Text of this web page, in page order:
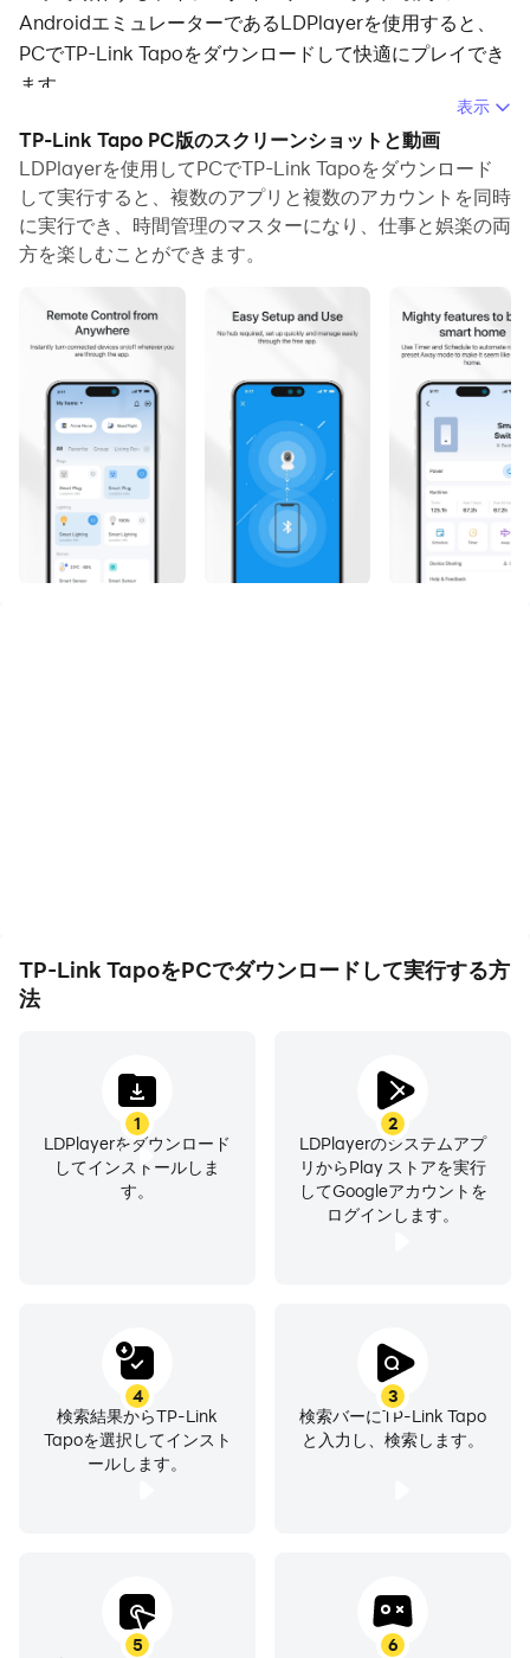
AndroidエミュレーターであるLDPlayerを使用すると、
PCでTP-Link Tapoをダウンロードして快適にプレイでき
ます。
PCでTP-Link Tapoを実行すると、大画面で鮮明な表示が
可能であり、マウスとキーボードでアプリケーションを操
作することは、タッチスクリーンキーボードよりもはるか
に速く、常にデバイスの電池残量の心配をする必要はあり
ません。
マルチインスタンスと同期機能を使用すると、PC上で複
数のアプリケーションやアカウントを実行できます。
また、ファイル共有機能を使用すると、画像、ビデオ、お
よびファイルを簡単に共有できます。
TP-Link TapoをダウンロードしてPCで実行して、大画面
と高解像度の画質をお楽しみください！
The Tapo app helps you set up the Tapo smart devices
within minutes and puts everything you need at the tip
表示
TP-Link Tapo PC版のスクリーンショットと動画
LDPlayerを使用してPCでTP-Link Tapoをダウンロード
して実行すると、複数のアプリと複数のアカウントを同時
に実行でき、時間管理のマスターになり、仕事と娯楽の両
方を楽しむことができます。
TP-Link TapoをPCでダウンロードして実行する方
法
1
LDPlayerをダウンロード
してインストールしま
す。
2
LDPlayerのシステムアプ
リからPlay ストアを実行
してGoogleアカウントを
ログインします。
3
検索バーにTP-Link Tapo
と入力し、検索します。
4
検索結果からTP-Link
Tapoを選択してインスト
ールします。
5
6